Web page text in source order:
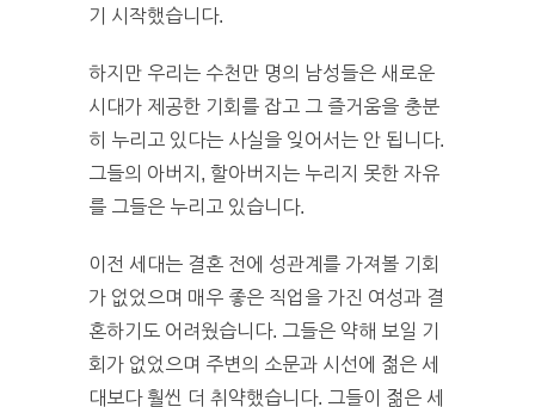
기 시작했습니다.
하지만 우리는 수천만 명의 남성들은 새로운
시대가 제공한 기회를 잡고 그 즐거움을 충분
히 누리고 있다는 사실을 잊어서는 안 됩니다.
그들의 아버지, 할아버지는 누리지 못한 자유
를 그들은 누리고 있습니다.
이전 세대는 결혼 전에 성관계를 가져볼 기회
가 없었으며 매우 좋은 직업을 가진 여성과 결
혼하기도 어려웠습니다. 그들은 약해 보일 기
회가 없었으며 주변의 소문과 시선에 젊은 세
대보다 훨씬 더 취약했습니다. 그들이 젊은 세